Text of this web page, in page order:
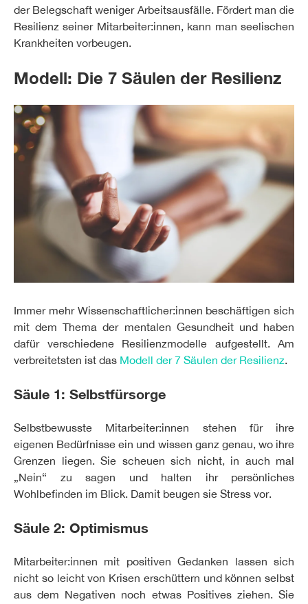
der Belegschaft weniger Arbeitsausfälle. Fördert man die
Resilienz seiner Mitarbeiter:innen, kann man seelischen
Krankheiten vorbeugen.
Modell: Die 7 Säulen der Resilienz
Immer mehr Wissenschaftlicher:innen beschäftigen sich
mit dem Thema der mentalen Gesundheit und haben
dafür verschiedene Resilienzmodelle aufgestellt. Am
verbreitetsten ist das Modell der 7 Säulen der Resilienz.
Säule 1: Selbstfürsorge
Selbstbewusste Mitarbeiter:innen stehen für ihre
eigenen Bedürfnisse ein und wissen ganz genau, wo ihre
Grenzen liegen. Sie scheuen sich nicht, in auch mal
„Nein“ zu sagen und halten ihr persönliches
Wohlbefinden im Blick. Damit beugen sie Stress vor.
Säule 2: Optimismus
Mitarbeiter:innen mit positiven Gedanken lassen sich
nicht so leicht von Krisen erschüttern und können selbst
aus dem Negativen noch etwas Positives ziehen. Sie